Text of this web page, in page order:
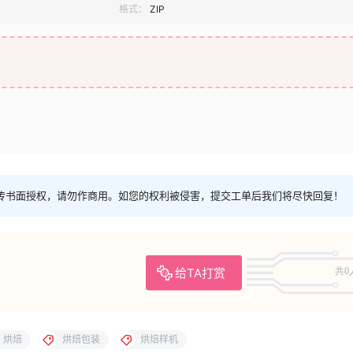
格式： ZIP
面授权，请勿作商用。如您的权利被侵害，提交工单后我们将尽快回复！
给TA打赏 共0
烘焙 烘焙包装 烘焙样机